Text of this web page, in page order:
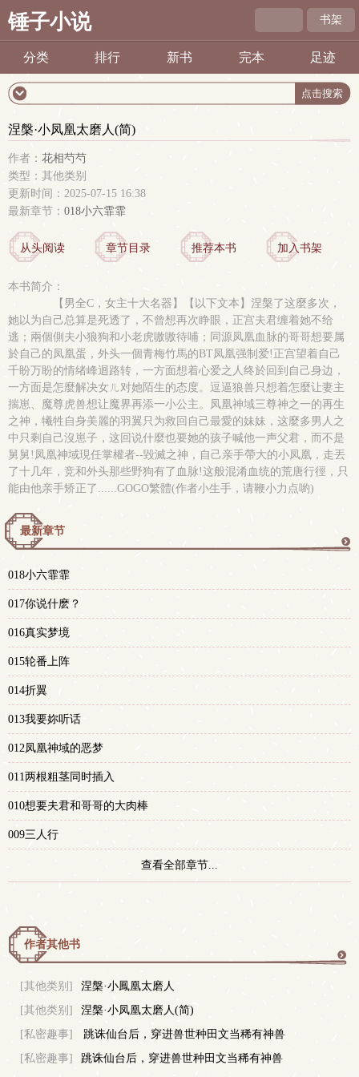
锤子小说 书架
分类 排行 新书 完本 足迹
涅槃·小凤凰太磨人(简)
作者： 花相芍芍
类型：其他类别
更新时间：2025-07-15 16:38
最新章节： 018小六霏霏
从头阅读 章节目录 推荐本书 加入书架
本书简介：
【男全C，女主十大名器】【以下文本】涅槃了这麼多次，
她以为自己总算是死透了，不曾想再次睁眼，正宫夫君缠着她不给
逃；兩個側夫小狼狗和小老虎嗷嗷待哺；同源凤凰血脉的哥哥想要属
於自己的凤凰蛋，外头一個青梅竹馬的BT凤凰强制爱!正宫望着自己
千盼万盼的情绪峰迴路转，一方面想着心爱之人终於回到自己身边，
一方面是怎麼解决女ㄦ对她陌生的态度。逗逼狼兽只想着怎麼让妻主
揣崽、魔尊虎兽想让魔界再添一小公主。凤凰神域三尊神之一的再生
之神，犧牲自身美麗的羽翼只为救回自己最愛的妹妹，这麼多男人之
中只剩自己沒崽子，这回说什麼也要她的孩子喊他一声父君，而不是
舅舅!凤凰神域現任掌權者--毀滅之神，自己亲手帶大的小凤凰，走丟
了十几年，竞和外头那些野狗有了血脉!这般混淆血统的荒唐行徑，只
能由他亲手矫正了......GOGO繁體(作者小生手，请鞭小力点喲)
最新章节
018小六霏霏
017你说什麽？
016真实梦境
015轮番上阵
014折翼
013我要妳听话
012凤凰神域的恶梦
011两根粗茎同时插入
010想要夫君和哥哥的大肉棒
009三人行
查看全部章节...
作者其他书
[其他类别]
涅槃·小鳳凰太磨人
[其他类别]
涅槃·小凤凰太磨人(简)
[私密趣事]
跳诛仙台后，穿进兽世种田文当稀有神兽
(np)
[私密趣事] 跳诛仙台后，穿进兽世种田文当稀有神兽